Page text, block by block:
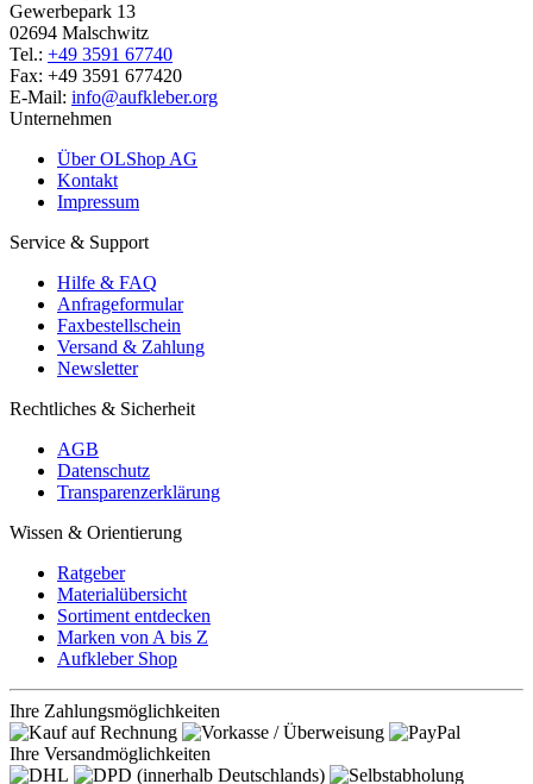
Gewerbepark 13
02694 Malschwitz
Tel.: +49 3591 67740
Fax: +49 3591 677420
E-Mail: info@aufkleber.org
Unternehmen
Über OLShop AG
Kontakt
Impressum
Service & Support
Hilfe & FAQ
Anfrageformular
Faxbestellschein
Versand & Zahlung
Newsletter
Rechtliches & Sicherheit
AGB
Datenschutz
Transparenzerklärung
Wissen & Orientierung
Ratgeber
Materialübersicht
Sortiment entdecken
Marken von A bis Z
Aufkleber Shop
Ihre Zahlungsmöglichkeiten
Ihre Versandmöglichkeiten